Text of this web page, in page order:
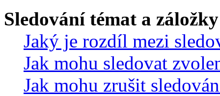
Sledování témat a záložky
Jaký je rozdíl mezi
Jak mohu sledovat
Jak mohu zrušit